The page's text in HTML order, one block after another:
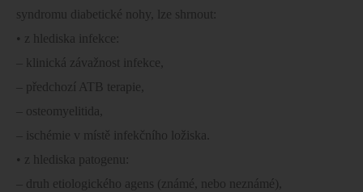
syndromu diabetické nohy, lze shrnout:
• z hlediska infekce:
– klinická závažnost infekce,
– předchozí ATB terapie,
– osteomyelitida,
– ischémie v místě infekčního ložiska.
• z hlediska patogenu:
– druh etiologického agens (známé, nebo neznámé),